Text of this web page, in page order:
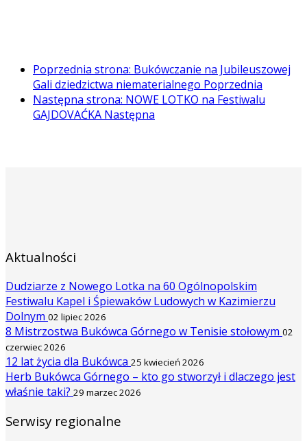
Poprzednia strona: Bukówczanie na Jubileuszowej
Gali dziedzictwa niematerialnego Poprzednia
Następna strona: NOWE LOTKO na Festiwalu
GAJDOVAĆKA Następna
Aktualności
Dudziarze z Nowego Lotka na 60 Ogólnopolskim
Festiwalu Kapel i Śpiewaków Ludowych w Kazimierzu
Dolnym 02 lipiec 2026
8 Mistrzostwa Bukówca Górnego w Tenisie stołowym 02
czerwiec 2026
12 lat życia dla Bukówca 25 kwiecień 2026
Herb Bukówca Górnego – kto go stworzył i dlaczego jest
właśnie taki? 29 marzec 2026
Serwisy regionalne